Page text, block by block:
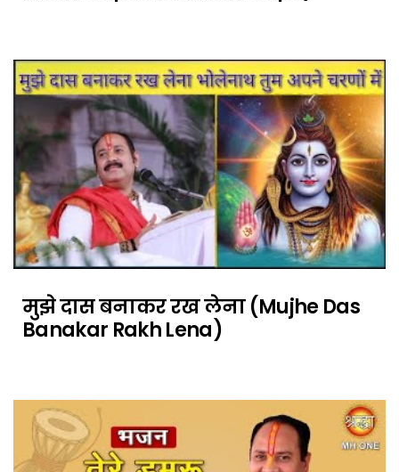
मुझे दास बनाकर रख लेना (Mujhe Das
Banakar Rakh Lena)